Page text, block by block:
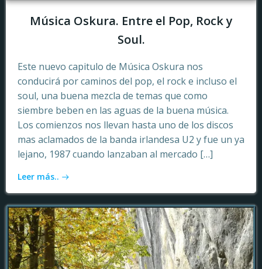
Música Oskura. Entre el Pop, Rock y
Soul.
Este nuevo capitulo de Música Oskura nos
conducirá por caminos del pop, el rock e incluso el
soul, una buena mezcla de temas que como
siembre beben en las aguas de la buena música.
Los comienzos nos llevan hasta uno de los discos
mas aclamados de la banda irlandesa U2 y fue un ya
lejano, 1987 cuando lanzaban al mercado […]
Leer más..